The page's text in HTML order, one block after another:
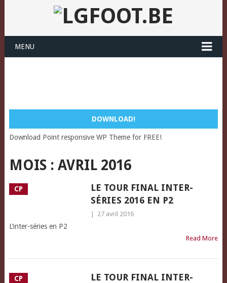
MENU
DOWNLOAD!
Download Point responsive WP Theme for FREE!
MOIS : AVRIL 2016
CP
LE TOUR FINAL INTER-
SÉRIES 2016 EN P2
27 avril 2016
L’inter-séries en P2
Read More
CP
LE TOUR FINAL INTER-